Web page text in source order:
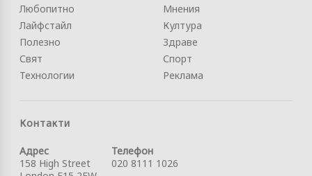
Любопитно
Лайфстайл
Полезно
Свят
Технологии
Мнения
Култура
Здраве
Спорт
Реклама
Контакти
Адрес
158 High Street
Телефон
020 8111 1026